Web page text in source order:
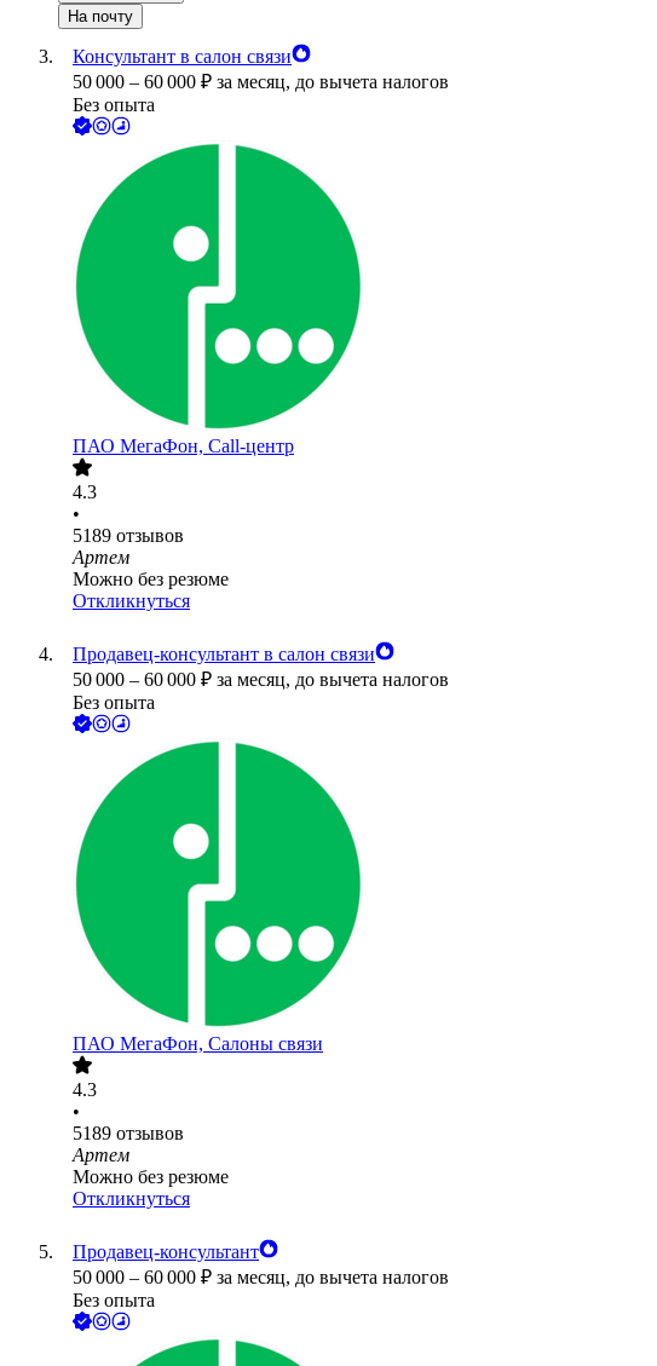
На почту
Консультант в салон связи
50 000 – 60 000 ₽ за месяц, до вычета налогов
Без опыта
ПАО МегаФон, Call-центр
4.3
•
5189 отзывов
Артем
Можно без резюме
Откликнуться
Продавец-консультант в салон связи
50 000 – 60 000 ₽ за месяц, до вычета налогов
Без опыта
ПАО МегаФон, Салоны связи
4.3
•
5189 отзывов
Артем
Можно без резюме
Откликнуться
Продавец-консультант
50 000 – 60 000 ₽ за месяц, до вычета налогов
Без опыта